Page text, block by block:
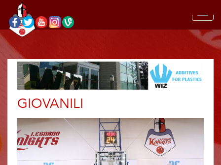
GIOVANILI